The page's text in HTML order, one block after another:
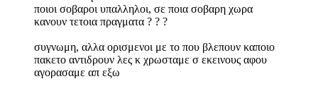
ποιοι σοβαροι υπαλληλοι, σε ποια σοβαρη χωρα
κανουν τετοια πραγματα ? ? ?
συγνωμη, αλλα ορισμενοι με το που βλεπουν καποιο
πακετο αντιδρουν λες κ χρωσταμε σ εκεινους αφου
αγορασαμε απ εξω